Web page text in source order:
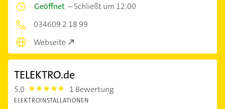
Geöffnet –Schließt um 12:00
034609 2 18 99
Webseite
TELEKTRO.de
5,0 5.0 1 Bewertung
ELEKTROINSTALLATIONEN